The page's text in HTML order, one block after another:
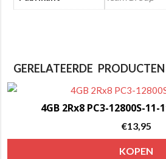
GERELATEERDE PRODUCTEN
4GB 2Rx8 PC3-12800S-
€13,95
KOPEN